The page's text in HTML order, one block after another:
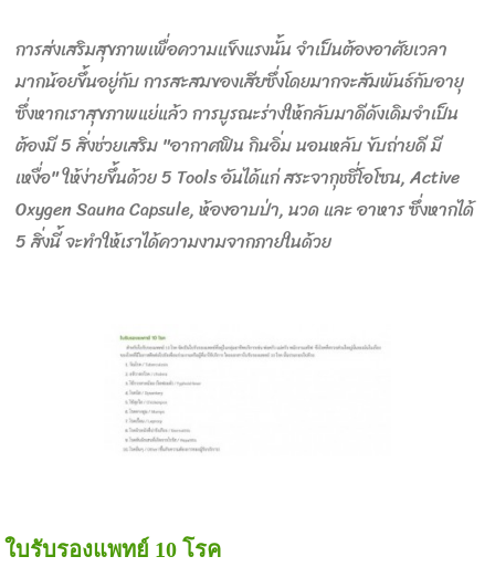
การส่งเสริมสุขภาพเพื่อความแข็งแรงนั้น จำเป็นต้องอาศัยเวลา
มากน้อยขึ้นอยู่กับ การสะสมของเสียซึ่งโดยมากจะสัมพันธ์กับอายุ
ซึ่งหากเราสุขภาพแย่แล้ว การบูรณะร่างให้กลับมาดีดังเดิมจำเป็น
ต้องมี5 สิ่งช่วยเสริม "อากาศฟิน กินอิ่ม นอนหลับ ขับถ่ายดี มี
เหงื่อ" ให้ง่ายขึ้นด้วย 5 Tools อันได้แก่ สระจากุชชี่โอโซน, Active
Oxygen Sauna Capsule, ห้องอาบป่า, นวด และ อาหาร ซึ่งหากได้
5 สิ่งนี้ จะทำให้เราได้ความงามจากภายในด้วย
ใบรับรองแพทย์ 10 โรค